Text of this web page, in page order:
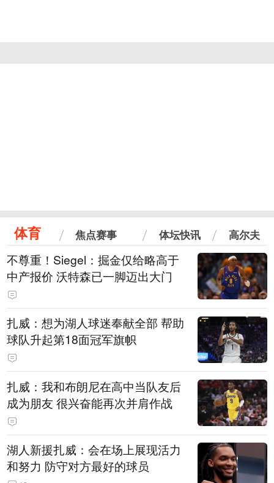
体育 焦点赛事 体坛快讯 高尔夫
不尊重！Siegel：掘金仅给略高于
中产报价 沃特森已一脚迈出大门
扎威：想为湖人球迷奉献全部 帮助
球队升起第18面冠军旗帜
扎威：我和布朗尼在高中当队友后
成为朋友 很兴奋能再次并肩作战
湖人新援扎威：会在场上展现活力
和努力 防守对方最好的球员